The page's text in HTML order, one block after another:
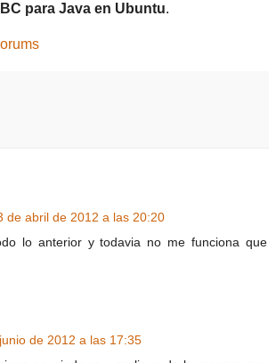
para Java en Ubuntu.
de abril de 2012 a las 20:20
lo anterior y todavia no me funciona que
de 2012 a las 17:35